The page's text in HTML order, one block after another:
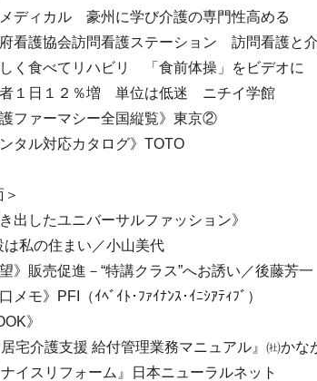
ディカル 豪州に学び介護の専門性高める
看護協会訪問看護ステーション 訪問看護と
く食べてリハビリ 「食前体操」をビデオに
１日１２％増 単位は低迷 ニチイ学館
ファーマシー全国縦覧》東京②
タル対応カタログ》TOTO
＞
出したユニバーサルファッション》
私の住まい／小山美代
》販売促進－“特講クラス”へお誘い／後藤芳一
メモ》PFI（ｲﾍﾞｲﾄ･ﾌｧｲﾅﾝｽ･ｲﾆｼｱﾃｨﾌﾞ）
》
宅介護支援 給付管理業務マニュアル』㈳かな
イスリフォーム』日本ニューラルネット